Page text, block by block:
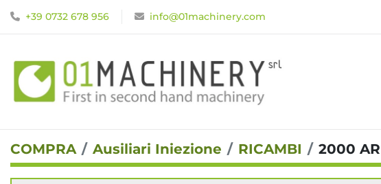
+39 0732 678 956 info@01machinery.com
COMPRA Ausiliari Iniezione RICAMBI 2000